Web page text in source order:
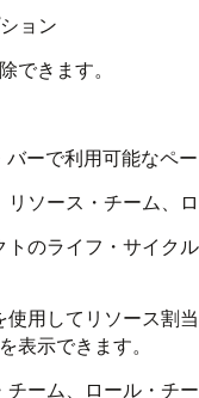
ョン
できます。
バーで利用可能なペ
ソース・チーム、
のライフ・サイク
用してリソース割
表示できます。
ーム、ロール・チ